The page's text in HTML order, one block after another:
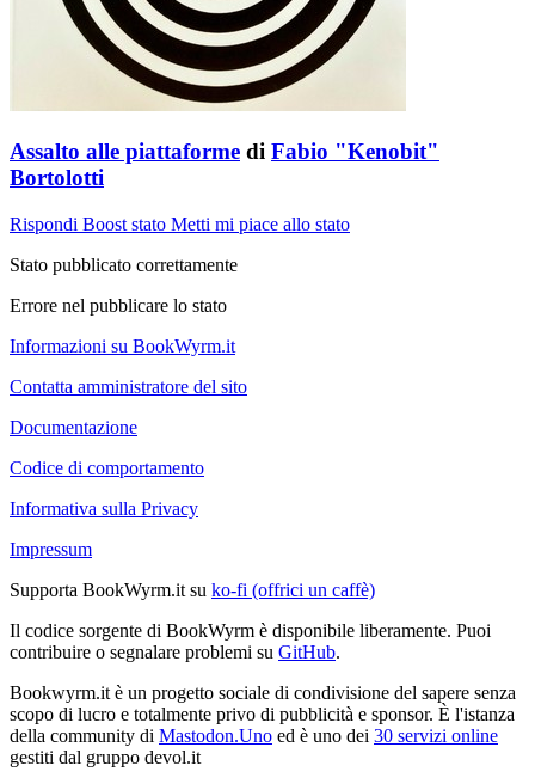
Assalto alle piattaforme di Fabio "Kenobit"
Bortolotti
Rispondi Boost stato Metti mi piace allo stato
Stato pubblicato correttamente
Errore nel pubblicare lo stato
Informazioni su BookWyrm.it
Contatta amministratore del sito
Documentazione
Codice di comportamento
Informativa sulla Privacy
Impressum
Supporta BookWyrm.it su ko-fi (offrici un caffè)
Il codice sorgente di BookWyrm è disponibile liberamente. Puoi
contribuire o segnalare problemi su GitHub.
Bookwyrm.it è un progetto sociale di condivisione del sapere senza
scopo di lucro e totalmente privo di pubblicità e sponsor. È l'istanza
della community di Mastodon.Uno ed è uno dei 30 servizi online
gestiti dal gruppo devol.it